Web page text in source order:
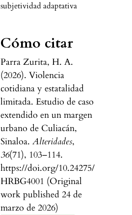
subjetividad adaptativa
Cómo citar
Parra Zurita, H. A.
(2026). Violencia
cotidiana y estatalidad
limitada. Estudio de caso
extendido en un margen
urbano de Culiacán,
Sinaloa. Alteridades,
36(71), 103–114.
https://doi.org/10.24275/
HRBG4001 (Original
work published 24 de
marzo de 2026)